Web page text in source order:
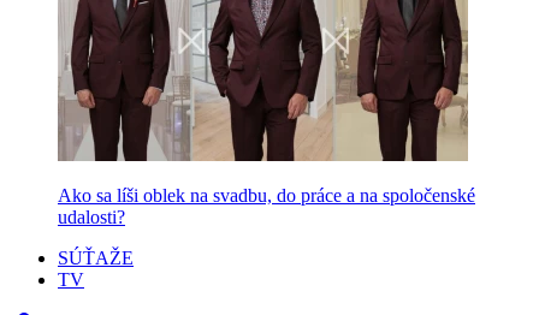
Ako sa líši oblek na svadbu, do práce a na spoločenské
udalosti?
SÚŤAŽE
TV